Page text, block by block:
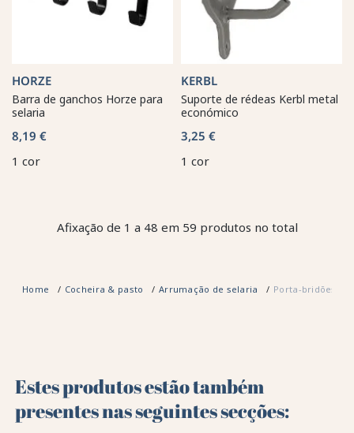
HORZE
Barra de ganchos Horze para
selaria
8,19 €
1 cor
KERBL
Suporte de rédeas Kerbl metal
económico
3,25 €
1 cor
Afixação de 1 a 48 em 59 produtos no total
Home Cocheira & pasto Arrumação de selaria Porta-bridões
Estes produtos estão também
presentes nas seguintes secções: